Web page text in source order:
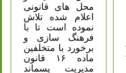
محل های قانونی
اعلام شده تلاش
نموده است تا با
فرهنگ سازی و
برخورد با متخلفین
ماده ۱۶ قانون
مدیریت پسماند